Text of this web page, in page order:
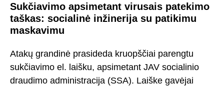
Sukčiavimo apsimetant virusais patekimo
taškas: socialinė inžinerija su patikimu
maskavimu
Atakų grandinė prasideda kruopščiai parengtu
sukčiavimo el. laišku, apsimetant JAV socialinio
draudimo administracija (SSA). Laiške gavėjai